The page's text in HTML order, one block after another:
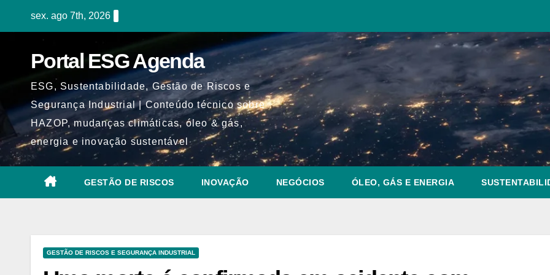
sex. ago 7th, 2026
Portal ESG Agenda
ESG, Sustentabilidade, Gestão de Riscos e
Segurança Industrial | Conteúdo técnico sobre
HAZOP, mudanças climáticas, óleo & gás,
energia e inovação sustentável
GESTÃO DE RISCOS INOVAÇÃO NEGÓCIOS ÓLEO, GÁS E ENERGIA
GESTÃO DE RISCOS E SEGURANÇA INDUSTRIAL